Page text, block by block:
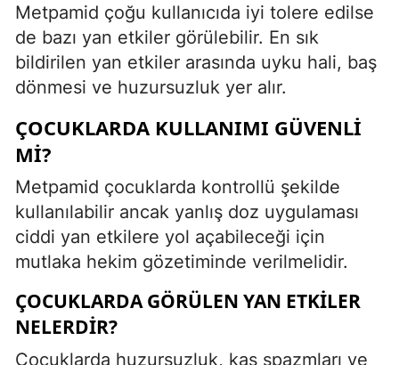
Metpamid çoğu kullanıcıda iyi tolere edilse
de bazı yan etkiler görülebilir. En sık
bildirilen yan etkiler arasında uyku hali, baş
dönmesi ve huzursuzluk yer alır.
ÇOCUKLARDA KULLANIMI GÜVENLI
MI?
Metpamid çocuklarda kontrollü şekilde
kullanılabilir ancak yanlış doz uygulaması
ciddi yan etkilere yol açabileceği için
mutlaka hekim gözetiminde verilmelidir.
ÇOCUKLARDA GÖRÜLEN YAN ETKILER
NELERDIR?
Çocuklarda huzursuzluk, kas spazmları ve